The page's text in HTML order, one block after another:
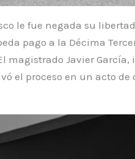
le fue negada su
pago a la Décima
magistrado Javier García,
el proceso en un acto